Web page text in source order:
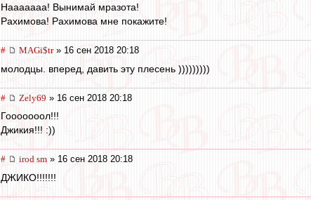
Нааааааа! Вынимай мразота!
Рахимова! Рахимова мне покажите!
# MAGi$tr» 16 сен 2018 20:18
молодцы. вперед, давить эту плесень )))))))))
# Zely69 » 16 сен 2018 20:18
Гооооооол!!!
Джикия!!! :))
# irod sm » 16 сен 2018 20:18
ДЖИКО!!!!!!!